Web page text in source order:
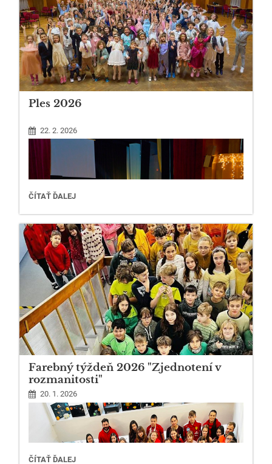
Ples 2026
22. 2. 2026
PLES
ČÍTAŤ ĎALEJ
Farebný týždeň 2026 "Zjednotení v
rozmanitosti"
20. 1. 2026
FAREBNÝ
ČÍTAŤ ĎALEJ